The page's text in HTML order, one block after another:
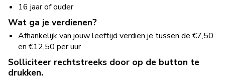
16 jaar of ouder
Wat ga je verdienen?
Afhankelijk van jouw leeftijd verdien je tussen de €7,50
en €12,50 per uur
Solliciteer rechtstreeks door op de button te
drukken.